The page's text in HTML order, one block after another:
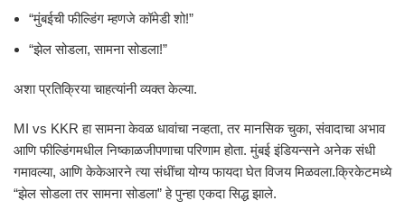
“मुंबईची फील्डिंग म्हणजे कॉमेडी शो!”
“झेल सोडला, सामना सोडला!”
अशा प्रतिक्रिया चाहत्यांनी व्यक्त केल्या.
MI vs KKR हा सामना केवळ धावांचा नव्हता, तर मानसिक चुका, संवादाचा अभाव
आणि फील्डिंगमधील निष्काळजीपणाचा परिणाम होता. मुंबई इंडियन्सने अनेक संधी
गमावल्या, आणि केकेआरने त्या संधींचा योग्य फायदा घेत विजय मिळवला.क्रिकेटमध्ये
“झेल सोडला तर सामना सोडला” हे पुन्हा एकदा सिद्ध झाले.